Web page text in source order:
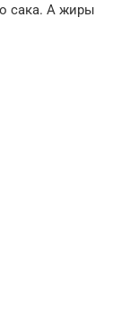
сака. А жиры